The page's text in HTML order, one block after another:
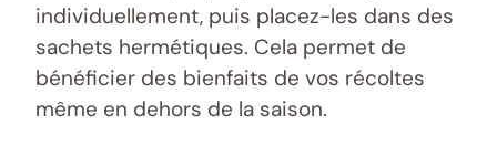
individuellement, puis placez-les dans des
sachets hermétiques. Cela permet de
bénéficier des bienfaits de vos récoltes
même en dehors de la saison.